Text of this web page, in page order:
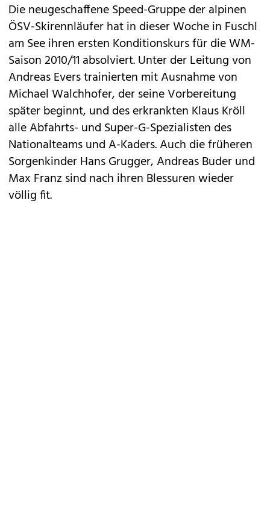
Die neugeschaffene Speed-Gruppe der alpinen
ÖSV-Skirennläufer hat in dieser Woche in Fuschl
am See ihren ersten Konditionskurs für die WM-
Saison 2010/11 absolviert. Unter der Leitung von
Andreas Evers trainierten mit Ausnahme von
Michael Walchhofer, der seine Vorbereitung
später beginnt, und des erkrankten Klaus Kröll
alle Abfahrts- und Super-G-Spezialisten des
Nationalteams und A-Kaders. Auch die früheren
Sorgenkinder Hans Grugger, Andreas Buder und
Max Franz sind nach ihren Blessuren wieder
völlig fit.